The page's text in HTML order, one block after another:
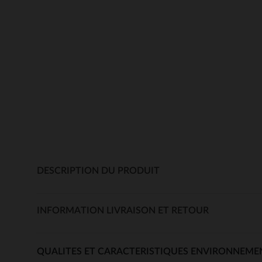
DESCRIPTION DU PRODUIT
INFORMATION LIVRAISON ET RETOUR
QUALITES ET CARACTERISTIQUES